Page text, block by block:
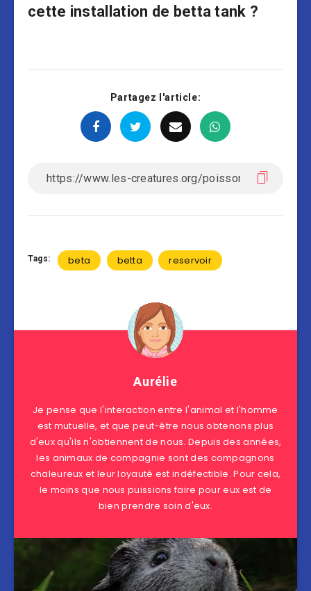
cette installation de betta tank ?
Partagez l'article:
Tags: beta betta reservoir
Aurélie
Je pense que l'interaction entre l'animal et l'homme
est mutuelle, et que peut-être nous obtenons plus
d'eux qu'ils n'obtiennent de nous. Depuis des années,
les animaux de compagnie sont des compagnons
chaleureux et leur loyauté est indéfectible. Pour cela,
le moins que nous puissions faire pour eux est de
bien prendre soin d'eux.